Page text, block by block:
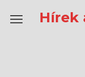
содержаниюHírek